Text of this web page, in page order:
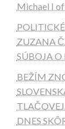
Michael I of
ZUZANA
SÚBOJA O
BEŽÍM
DNES